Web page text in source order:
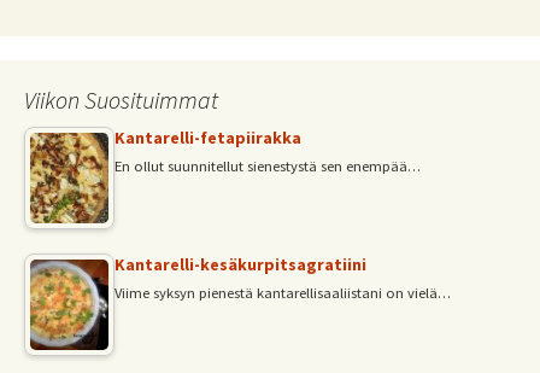
Viikon Suosituimmat
Kantarelli-fetapiirakka
En ollut suunnitellut sienestystä sen enempää…
Kantarelli-kesäkurpitsagratiini
Viime syksyn pienestä kantarellisaaliistani on vielä…